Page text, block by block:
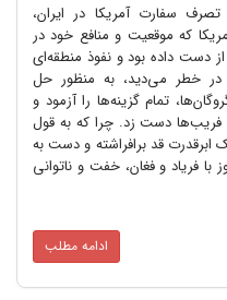
سفارت آمریکا در ایران،
که موقعیت و منافع خود در
دست داده بود و نفوذ منطقه‌ای
خطر می‌دید، به منظور حل
تمام گزینه‌ها را آزمود و
فریب‌ها دست زد. چرا که به قول
قد برافراشته و دست به
فریاد و فغان، خفت و ناتوانی
ادامه مطلب